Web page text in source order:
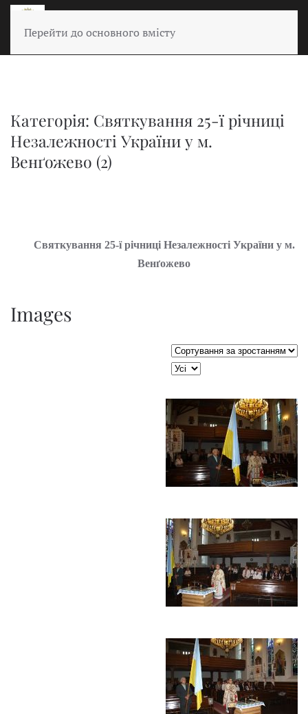
Перейти до основного вмісту
Категорія: Святкування 25-ї річниці
Незалежності України у м.
Венґожево (2)
Святкування 25-ї річниці Незалежності України у м.
Венґожево
Images
Сортувати таблицю за:
JSEARCH_FILTER_LIMIT